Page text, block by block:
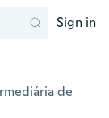
Sign in
de